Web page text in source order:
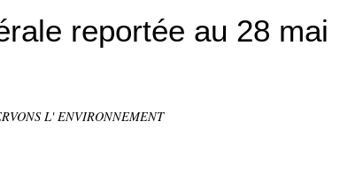
reportée au 28 mai
L' ENVIRONNEMENT